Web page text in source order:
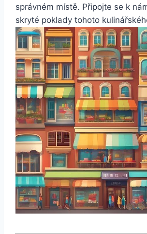
správném místě. Připojte se k
skryté poklady tohoto